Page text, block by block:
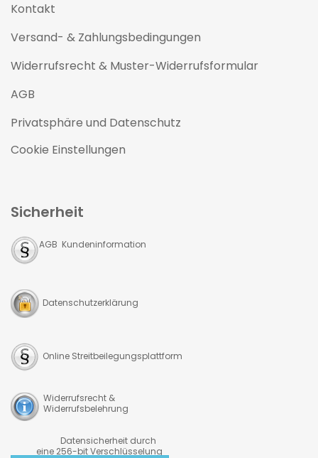
Kontakt
Versand- & Zahlungsbedingungen
Widerrufsrecht & Muster-Widerrufsformular
AGB
Privatsphäre und Datenschutz
Cookie Einstellungen
Sicherheit
AGB Kundeninformation
Datenschutzerklärung
Online Streitbeilegungsplattform
Widerrufsrecht &
Widerrufsbelehrung
Datensicherheit durch
eine 256-bit Verschlüsselung